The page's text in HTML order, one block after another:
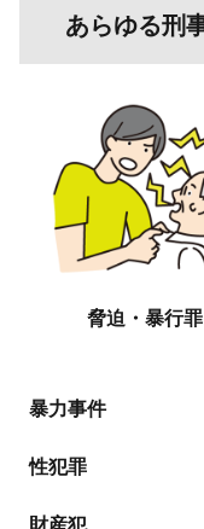
あらゆる刑
脅迫・暴行罪
暴力事件
性犯罪